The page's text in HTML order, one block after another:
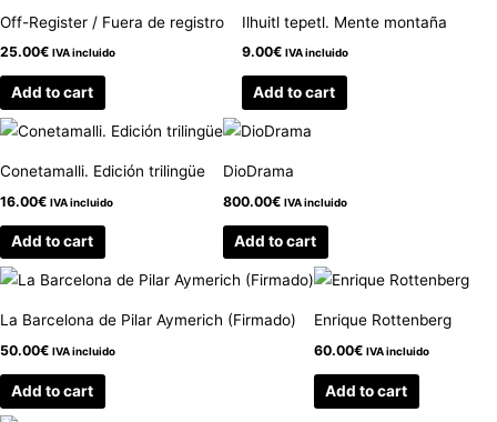
Off-Register / Fuera de registro
25.00€ IVA incluido
Add to cart
Ilhuitl tepetl. Mente montaña
9.00€ IVA incluido
Add to cart
Conetamalli. Edición trilingüe
16.00€ IVA incluido
Add to cart
DioDrama
800.00€ IVA incluido
Add to cart
La Barcelona de Pilar Aymerich (Firmado)
50.00€ IVA incluido
Add to cart
Enrique Rottenberg
60.00€ IVA incluido
Add to cart